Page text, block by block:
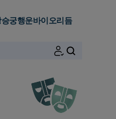
궁행운바이오리듬